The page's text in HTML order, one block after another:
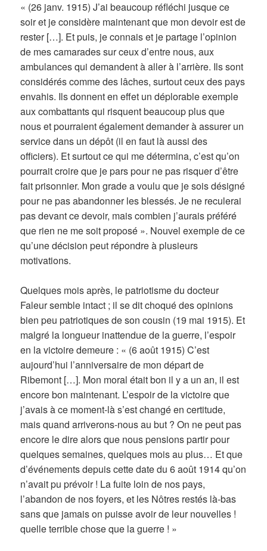
« (26 janv. 1915) J’ai beaucoup réfléchi jusque ce
soir et je considère maintenant que mon devoir est de
rester […]. Et puis, je connais et je partage l’opinion
de mes camarades sur ceux d’entre nous, aux
ambulances qui demandent à aller à l’arrière. Ils sont
considérés comme des lâches, surtout ceux des pays
envahis. Ils donnent en effet un déplorable exemple
aux combattants qui risquent beaucoup plus que
nous et pourraient également demander à assurer un
service dans un dépôt (il en faut là aussi des
officiers). Et surtout ce qui me détermina, c’est qu’on
pourrait croire que je pars pour ne pas risquer d’être
fait prisonnier. Mon grade a voulu que je sois désigné
pour ne pas abandonner les blessés. Je ne reculerai
pas devant ce devoir, mais combien j’aurais préféré
que rien ne me soit proposé ». Nouvel exemple de ce
qu’une décision peut répondre à plusieurs
motivations.
Quelques mois après, le patriotisme du docteur
Faleur semble intact ; il se dit choqué des opinions
bien peu patriotiques de son cousin (19 mai 1915). Et
malgré la longueur inattendue de la guerre, l’espoir
en la victoire demeure : « (6 août 1915) C’est
aujourd’hui l’anniversaire de mon départ de
Ribemont […]. Mon moral était bon il y a un an, il est
encore bon maintenant. L’espoir de la victoire que
j’avais à ce moment-là s’est changé en certitude,
mais quand arriverons-nous au but ? On ne peut pas
encore le dire alors que nous pensions partir pour
quelques semaines, quelques mois au plus… Et que
d’événements depuis cette date du 6 août 1914 qu’on
n’avait pu prévoir ! La fuite loin de nos pays,
l’abandon de nos foyers, et les Nôtres restés là-bas
sans que jamais on puisse avoir de leur nouvelles !
quelle terrible chose que la guerre ! »